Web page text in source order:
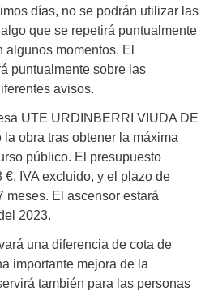
días, no se podrán utilizar las
que se repetirá puntualmente
algunos momentos. El
puntualmente sobre las
avisos.
UTE URDINBERRI VIUDA DE
obra tras obtener la máxima
público. El presupuesto
IVA excluido, y el plazo de
meses. El ascensor estará
2023.
una diferencia de cota de
importante mejora de la
también para las personas